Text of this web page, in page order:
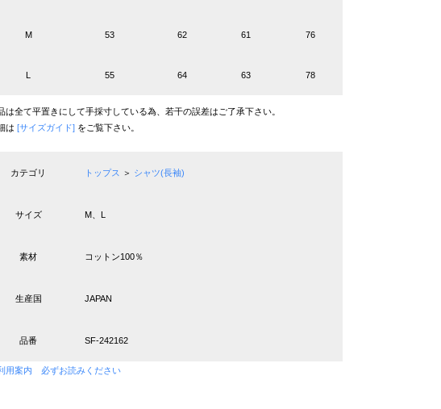
M 53 62 61 76
L 55 64 63 78
は全て平置きにして手採寸している為、若干の誤差はご了承下さい。
は [サイズガイド] をご覧下さい。
カテゴリ トップス ＞ シャツ(長袖)
サイズ M、L
素材 コットン100％
生産国 JAPAN
品番 SF-242162
用案内 必ずお読みください